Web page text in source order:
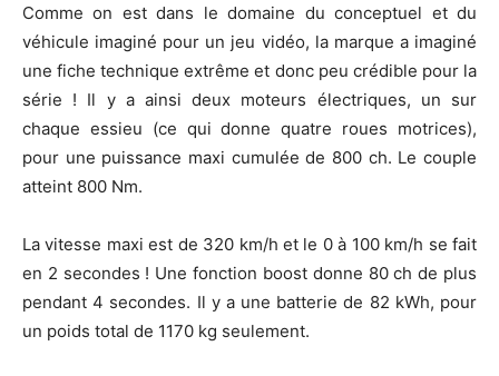
Comme on est dans le domaine du conceptuel et du
véhicule imaginé pour un jeu vidéo, la marque a imaginé
une fiche technique extrême et donc peu crédible pour la
série ! Il y a ainsi deux moteurs électriques, un sur
chaque essieu (ce qui donne quatre roues motrices),
pour une puissance maxi cumulée de 800 ch. Le couple
atteint 800 Nm.
La vitesse maxi est de 320 km/h et le 0 à 100 km/h se fait
en 2 secondes ! Une fonction boost donne 80 ch de plus
pendant 4 secondes. Il y a une batterie de 82 kWh, pour
un poids total de 1170 kg seulement.